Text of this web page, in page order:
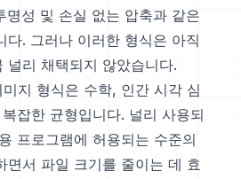
명성 및 손실 없는 압축과 같은
다. 그러나 이러한 형식은 아직
널리 채택되지 않았습니다.
지 형식은 수학, 인간 시각 심
잡한 균형입니다. 널리 사용되
프로그램에 허용되는 수준의
면서 파일 크기를 줄이는 데 효